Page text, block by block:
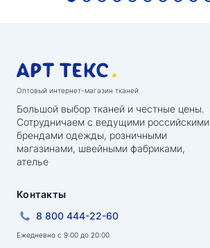
Оптовый интернет-магазин тканей
Большой выбор тканей и честные цены.
Сотрудничаем с ведущими российскими
брендами одежды, розничными
магазинами, швейными фабриками,
ателье
Контакты
8 800 444-22-60
Ежедневно с 9:00 до 20:00